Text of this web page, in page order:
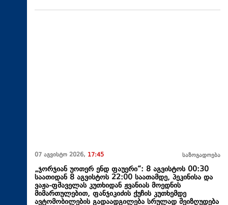
07 აგვისტო 2026, 17:45 საზოგადოება
„ჯორჯიან უოთერ ენდ ფაუერი“: 8 აგვისტოს 00:30
საათიდან 8 აგვისტოს 22:00 საათამდე, პეკინისა და
ვაჟა-ფშაველას კუთხიდან ჟვანიას მოედნის
მიმართულებით, ფანჯიკიძის ქუჩის კუთხემდე
ავტომობილების გადაადგილება სრულად შეიზღუდება